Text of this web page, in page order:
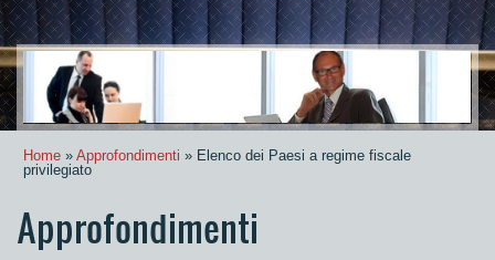
Home » Approfondimenti » Elenco dei Paesi a regime fiscale
privilegiato
Approfondimenti